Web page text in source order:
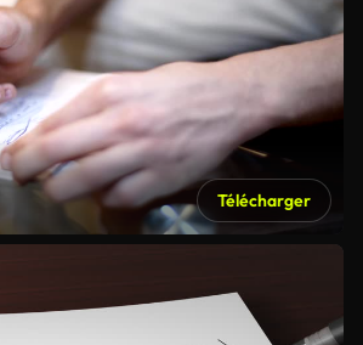
Télécharger